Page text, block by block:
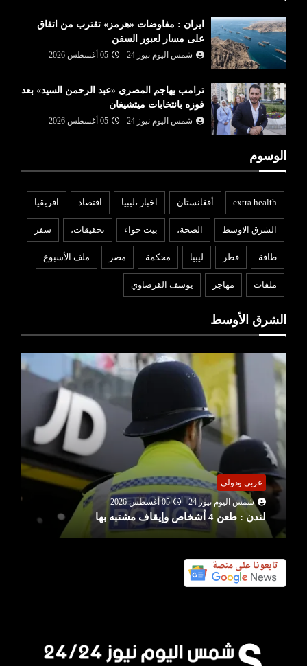
ايران : مفاوضات «هرمز» تقترب من اتفاق
على مسار لعبور السفن
شمس اليوم نيوز 24 05 أغسطس 2026
ترامب يهاجم المصري «عبد الرحمن السيد» بعد
فوزه بانتخابات ميتشيغان
شمس اليوم نيوز 24 05 أغسطس 2026
الوسوم
extra health أفغانستان اخبار ،ليبيا افتصاد افريقيا
الشرق الاوسط الصحة، بيت حواء تحقيقات، سفر
طاقة قطر ليبيا محكمة مصر ملف الأسبوع
ملفات مهاجر يوسف القرضاوي
الشرق الأوسط
عربي ودولي
شمس اليوم نيوز 24
05 أغسطس 2026
لندن : طعن 4 أشخاص وإيقاف مشتبه بها